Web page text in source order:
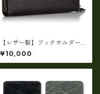
【レザー製】ブックホルダー
付マルチシステムウォレット
【ビジネス小物】ew-21545
¥10,000